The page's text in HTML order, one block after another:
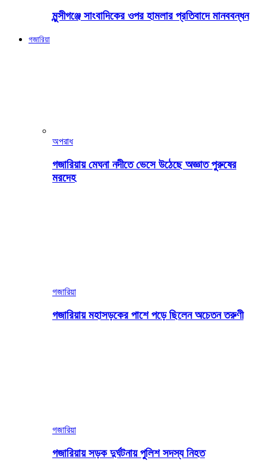
মুন্সীগঞ্জে সাংবাদিকের ওপর হামলার প্রতিবাদে মানববন্ধন
গজারিয়া
অপরাধ
গজারিয়ায় মেঘনা নদীতে ভেসে উঠেছে অজ্ঞাত পুরুষের
মরদেহ
গজারিয়া
গজারিয়ায় মহাসড়কের পাশে পড়ে ছিলেন অচেতন তরুণী
গজারিয়া
গজারিয়ায় সড়ক দুর্ঘটনায় পুলিশ সদস্য নিহত